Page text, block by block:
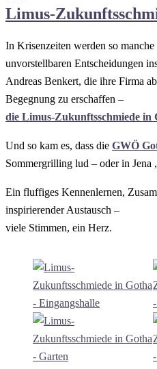
Limus-
In Krisenzeiten werden so
unvorstellbaren Entscheidungen
Andreas Benkert, die ihre Firma
Begegnung zu erschaffen –
die Limus-Zukunftsschmiede in
Und so kam es, dass die GWÖ
Sommergrilling lud – oder in Jena
Ein fluffiges Kennenlernen,
inspirierender Austausch –
viele Stimmen, ein Herz.